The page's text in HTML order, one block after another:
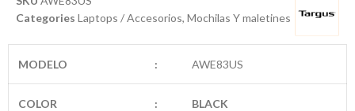
Categories Laptops / Accesorios, Mochilas Y maletines
MODELO : AWE83US
COLOR : BLACK